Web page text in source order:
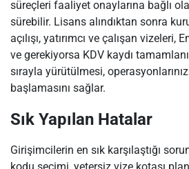
süreçleri faaliyet onaylarına bağlı
sürebilir. Lisans alındıktan sonra
açılışı, yatırımcı ve çalışan vizeleri,
ve gerekiyorsa KDV kaydı
sırayla yürütülmesi,
başlamasını sağlar.
Sık Yapılan Hatalar
Girişimcilerin en sık karşılaştığı